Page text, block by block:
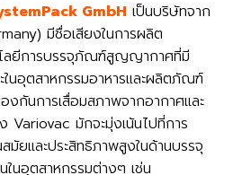
GmbH เป็นบริษัทจาก
มีชื่อเสียงในการผลิต
โลยีการบรรจุภัณฑ์สูญญากาศที่มี
นอุตสาหกรรมอาหารและผลิตภัณฑ์
กันการเสื่อมสภาพจากอากาศและ
Variovac มักจะมุ่งเน้นไปที่การ
ยและประสิทธิภาพสูงในด้านบรรจุ
นอุตสาหกรรมต่างๆ เช่น